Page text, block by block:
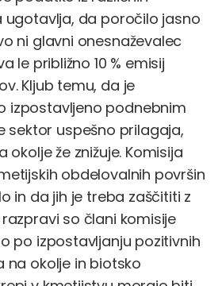
ugotavlja, da poročilo jasno
ni glavni onesnaževalec
le približno 10 % emisij
Kljub temu, da je
izpostavljeno podnebnim
sektor uspešno prilagaja,
okolje že znižuje. Komisija
obdelovalnih površin
in da jih je treba zaščititi z
so člani komisije
po izpostavljanju pozitivnih
na okolje in biotsko